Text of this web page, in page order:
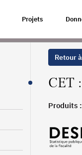
Projets
ÉCONOMIQUE
Retour
CET
Produits :